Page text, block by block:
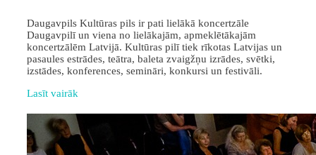
Daugavpils Kultūras pils ir pati lielākā koncertzāle
Daugavpilī un viena no lielākajām, apmeklētākajām
koncertzālēm Latvijā. Kultūras pilī tiek rīkotas Latvijas un
pasaules estrādes, teātra, baleta zvaigžņu izrādes, svētki,
izstādes, konferences, semināri, konkursi un festivāli.
Lasīt vairāk